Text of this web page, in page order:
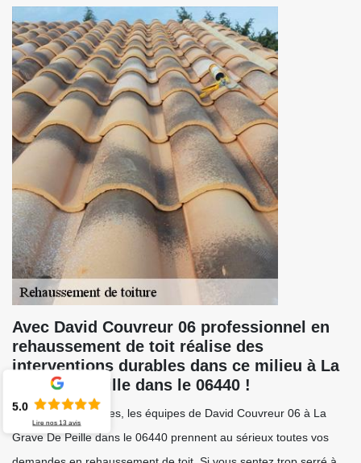
Avec David Couvreur 06 professionnel en
rehaussement de toit réalise des
interventions durables dans ce milieu à La
Grave De Peille dans le 06440 !
Dynamiques et fortes, les équipes de David Couvreur 06 à La
Grave De Peille dans le 06440 prennent au sérieux toutes vos
5.0
Lire nos13 avis